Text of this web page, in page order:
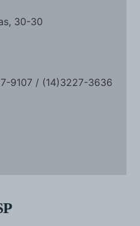
30-30
9107 / (14)3227-3636